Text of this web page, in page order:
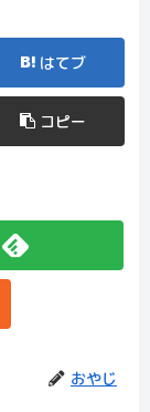
はてブ
コピー
おやじ